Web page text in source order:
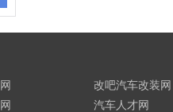
改吧汽车改装网
汽车人才网